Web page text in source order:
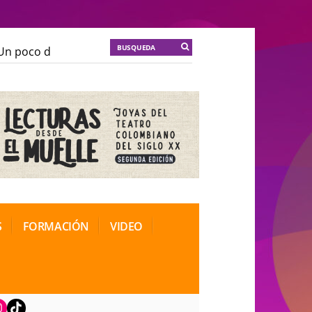
poco de locura para la cordura
Soma
de Teatro Rosa
FORMACIÓN VIDEO
TikTok